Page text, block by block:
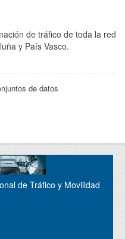
de tráfico de toda la red
y País Vasco.
de datos
de Tráfico y Movilidad